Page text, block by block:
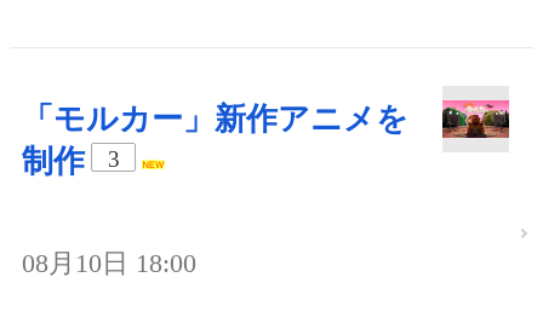
「モルカー」新作アニメを
制作
3
08月10日 18:00